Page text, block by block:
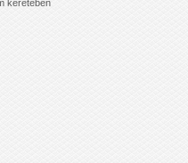
keretében